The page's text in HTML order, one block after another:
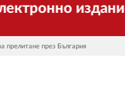
прелитане през България